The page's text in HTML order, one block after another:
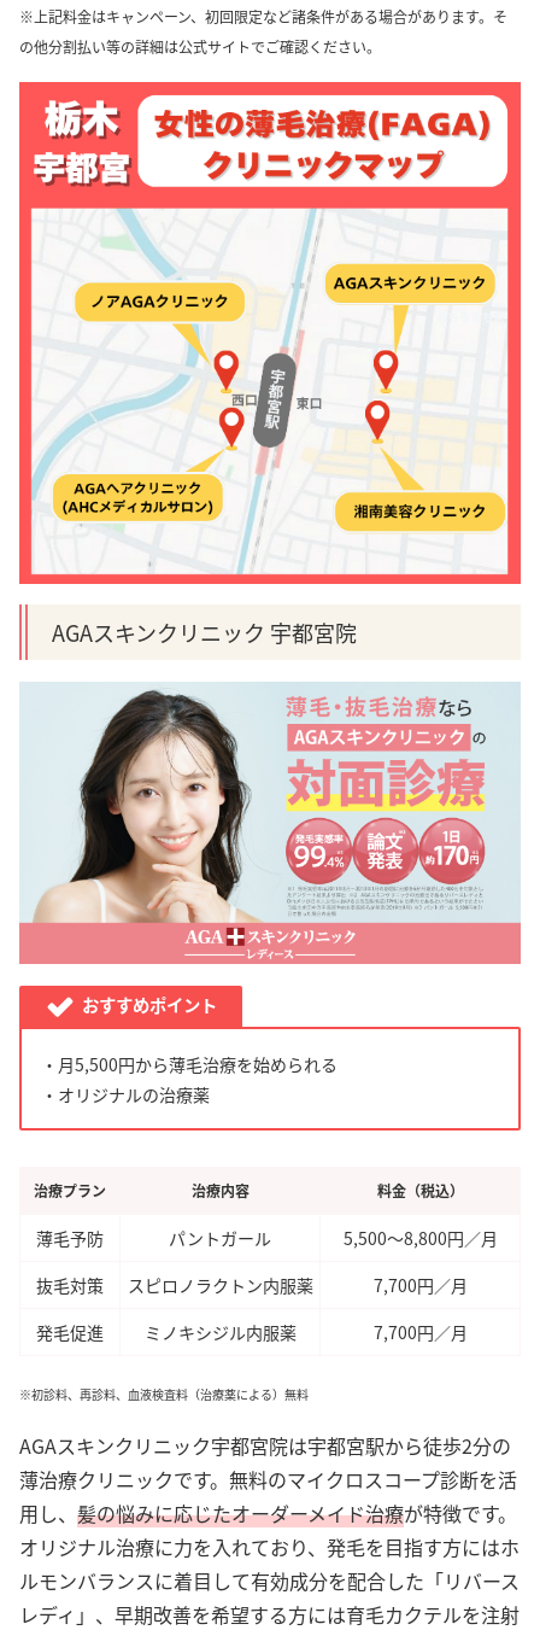
※上記料金はキャンペーン、初回限定など諸条件がある場合があります。そ
の他分割払い等の詳細は公式サイトでご確認ください。
AGAスキンクリニック 宇都宮院
おすすめポイント
・月5,500円から薄毛治療を始められる
・オリジナルの治療薬
治療プラン 治療内容 料金（税込）
薄毛予防 パントガール
5,500〜8,800円／月
抜毛対策
スピロノラクトン内服薬
7,700円／月
発毛促進
ミノキシジル内服薬 7,700円／月
※初診料、再診料、血液検査料（治療薬による）無料
AGAスキンクリニック宇都宮院は宇都宮駅から徒歩2分の
薄治療クリニックです。無料のマイクロスコープ診断を活
用し、 髪の悩みに応じたオーダーメイド治療が特徴です。
オリジナル治療に力を入れており、発毛を目指す方にはホ
ルモンバランスに着目して有効成分を配合した「リバース
レディ」、早期改善を希望する方には育毛カクテルを注射